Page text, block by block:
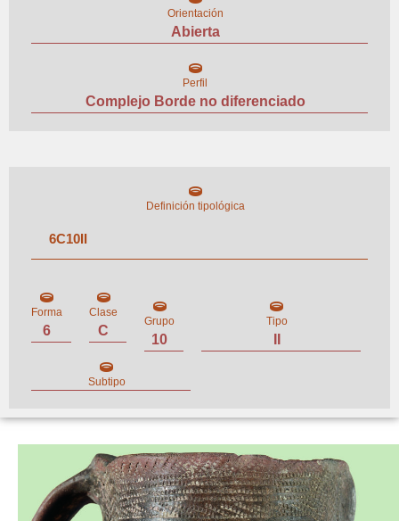
Orientación
Abierta
Perfil
Complejo Borde no diferenciado
Definición tipológica
6C10II
Forma
6
Clase
C
Grupo
10
Tipo
Subtipo